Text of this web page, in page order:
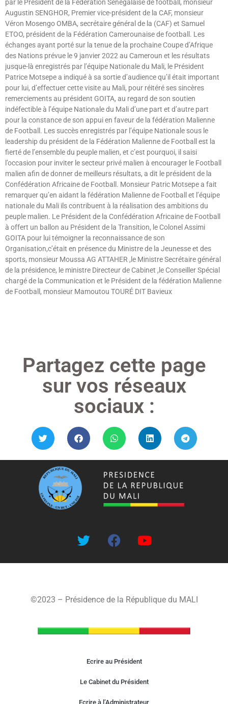
par le Président de la Fédération Sénégalaise de football, monsieur
Augustin SENGHOR, Premier vice-président de la CAF, monsieur
Véron Mosengo OMBA, secrétaire général de la (CAF) et Samuel
ETOO, président de la Fédération Camerounaise de football. Les
échanges ayant porté sur la tenue de la prochaine Coupe d’Afrique
des Nations prévue le 9 janvier 2022 au Cameroun et les résultats
jusque-là enregistrés par l’équipe Nationale du Mali, le Président
Patrice Motsepe a indiqué à sa sortie d’audience qu’il était important
pour lui, d’effectuer cette visite au Mali, pour réitéré ses sincères
remerciements au président GOITA, au regard de son soutien
indéfectible à l’équipe Nationale du Mali d’une part et d’autre part
pour la constance de son appui en faveur de la fédération Malienne
de Football. Les succès enregistrés par l’équipe Nationale sous le
leadership du président de la Fédération Malienne de Football est la
fierté de l’ensemble du peuple malien, et c’est pourquoi, il saisi
l’occasion pour inviter le secteur privé malien à encourager le Football
malien afin de donner de meilleurs résultats, a dit le président de la
Confédération Africaine de Football. Monsieur Patric Motsepe a fait
remarquer qu’en aidant la fédération Malienne de Football et l’équipe
nationale du Mali ils contribuent à la réalisation des ambitions du
peuple malien. Le Président de la Confédération Africaine de Football
à offert un ballon au Président de la Transition, le Colonel Assimi
GOITA pour lui témoigner la reconnaissance de son
Organisation,c’était en présence du Ministre de la Jeunesse et des
sports, monsieur Moussa AG ATTAHER ,le Ministre Secrétaire général
de la présidence, le ministre Directeur de Cabinet ,le Conseiller Spécial
chargé de la Communication et le Président de la fédération Malienne
de Football, monsieur Mamoutou TOURÉ DIT Bavieux
Partagez cette page
sur vos réseaux
sociaux :
©2023 – Présidence de la République du MALI
Ecrire au Président
Le Cabinet du Président
Ecrire à l’Administrateur